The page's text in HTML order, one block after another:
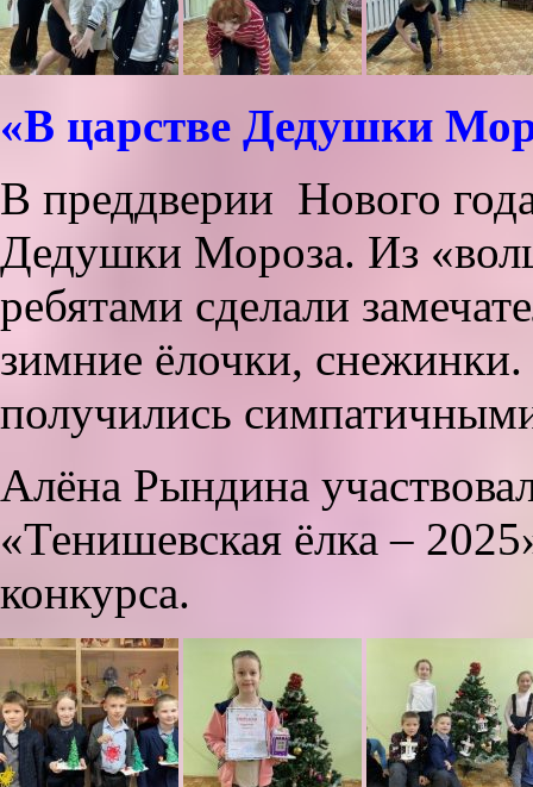
«В царстве Дедушки
В преддверии Нового
Дедушки Мороза. Из
ребятами сделали
зимние ёлочки,
получились
Алёна Рындина
«Тенишевская ёлка –
конкурса.